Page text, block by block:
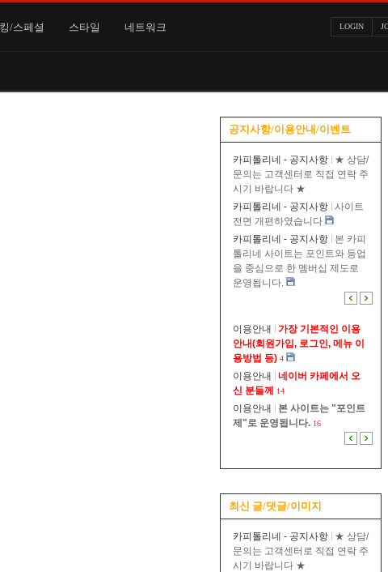
LOGIN
/스페셜 스타일 네트워크
공지사항/이용안내/이벤트
카피톨리네 - 공지사항
★ 상담/
문의는 고객센터로 직접 연락 주
시기 바랍니다 ★
카피톨리네 - 공지사항
사이트
전면 개편하였습니다
카피톨리네 - 공지사항
본 카피
톨리네 사이트는 포인트와 등업
을 중심으로 한 멤버십 제도로
운영됩니다.
이용안내
가장 기본적인 이용
안내(회원가입, 로그인, 메뉴 이
용방법 등) 4
이용안내
네이버 카페에서 오
신 분들께
14
이용안내
본 사이트는 "포인트
제"로 운영됩니다. 16
최신 글/댓글/이미지
카피톨리네 - 공지사항
★ 상담/
문의는 고객센터로 직접 연락 주
시기 바랍니다 ★